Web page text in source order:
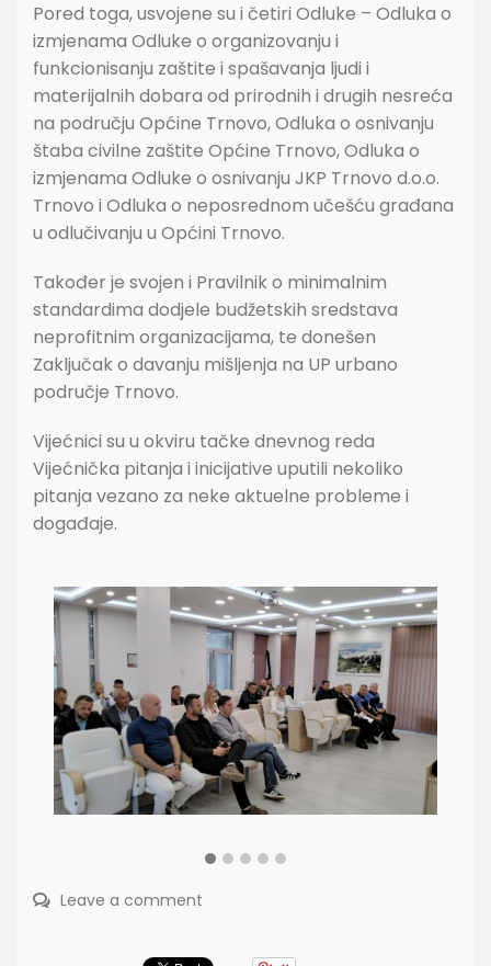
Pored toga, usvojene su i četiri Odluke – Odluka o
izmjenama Odluke o organizovanju i
funkcionisanju zaštite i spašavanja ljudi i
materijalnih dobara od prirodnih i drugih nesreća
na području Općine Trnovo, Odluka o osnivanju
štaba civilne zaštite Općine Trnovo, Odluka o
izmjenama Odluke o osnivanju JKP Trnovo d.o.o.
Trnovo i Odluka o neposrednom učešću građana
u odlučivanju u Općini Trnovo.
Također je svojen i Pravilnik o minimalnim
standardima dodjele budžetskih sredstava
neprofitnim organizacijama, te donešen
Zaključak o davanju mišljenja na UP urbano
područje Trnovo.
Vijećnici su u okviru tačke dnevnog reda
Vijećnička pitanja i inicijative uputili nekoliko
pitanja vezano za neke aktuelne probleme i
događaje.
Leave a comment